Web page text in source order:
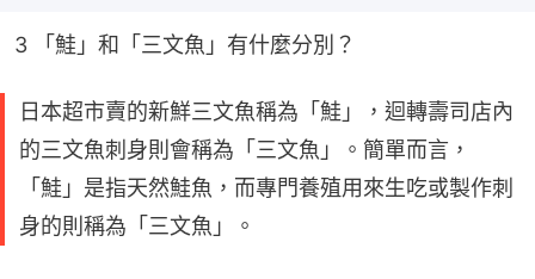
3 「鮭」和「三文魚」有什麼分別？
日本超市賣的新鮮三文魚稱為「鮭」，迴轉壽司店內
的三文魚刺身則會稱為「三文魚」。簡單而言，
「鮭」是指天然鮭魚，而專門養殖用來生吃或製作刺
身的則稱為「三文魚」。